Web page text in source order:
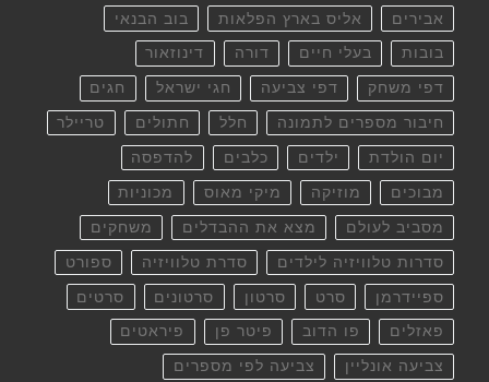
אבירים אליס בארץ הפלאות בוב הבנאי
בובות בעלי חיים דורה דינוזאור
דפי משחק דפי צביעה חגי ישראל חגים
חיבור מספרים לתמונה חלל חתולים טריילר
יום הולדת ילדים כלבים להדפסה
מבוכים מוזיקה מיקי מאוס מכוניות
מסביב לעולם מצא את ההבדלים משחקים
סדרות טלוויזיה לילדים סדרת טלוויזיה ספורט
ספיידרמן סרט סרטון סרטונים סרטים
פאזלים פו הדוב פיטר פן פיראטים
צביעה אונליין צביעה לפי מספרים